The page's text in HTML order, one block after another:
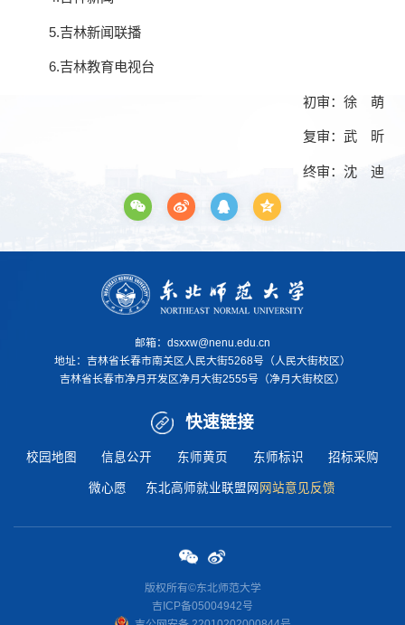
5.吉林新闻联播
6.吉林教育电视台
初审：徐 萌
复审：武 昕
终审：沈 迪
邮箱：dsxxw@nenu.edu.cn
地址： 吉林省长春市南关区人民大街5268号（人民大街校区）
吉林省长春市净月开发区净月大街2555号（净月大街校区）
快速链接
校园地图 信息公开 东师黄页 东师标识 招标采购
微心愿 东北高师就业联盟网 网站意见反馈
版权所有©东北师范大学
吉ICP备05004942号